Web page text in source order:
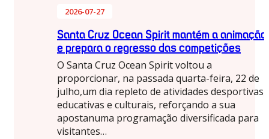
2026-07-27
Santa Cruz Ocean Spirit mantém a animação
e prepara o regresso das competições
O Santa Cruz Ocean Spirit voltou a
proporcionar, na passada quarta-feira, 22 de
julho,um dia repleto de atividades desportivas,
educativas e culturais, reforçando a sua
apostanuma programação diversificada para
visitantes…